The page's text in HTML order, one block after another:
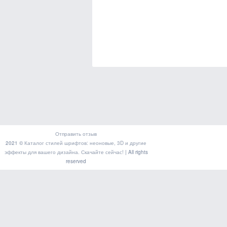
Отправить отзыв
2021 © Каталог стилей шрифтов: неоновые, 3D и другие
эффекты для вашего дизайна. Скачайте сейчас! | All rights
reserved